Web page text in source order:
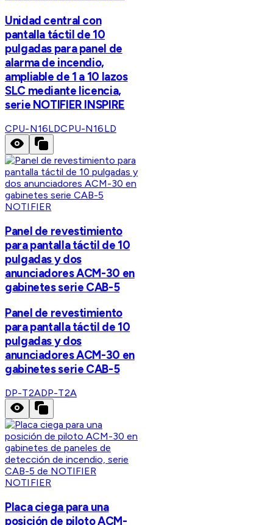
Unidad central con
pantalla táctil de 10
pulgadas para panel de
alarma de incendio,
ampliable de 1 a 10 lazos
SLC mediante licencia,
serie NOTIFIER INSPIRE
CPU-N16LDCPU-N16LD
NOTIFIER
Panel de revestimiento
para pantalla táctil de 10
pulgadas y dos
anunciadores ACM-30 en
gabinetes serie CAB-5
Panel de revestimiento
para pantalla táctil de 10
pulgadas y dos
anunciadores ACM-30 en
gabinetes serie CAB-5
DP-T2ADP-T2A
NOTIFIER
Placa ciega para una
posición de piloto ACM-